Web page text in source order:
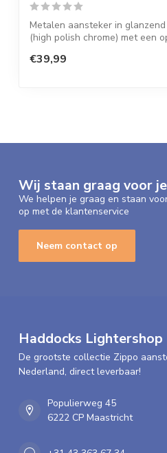
Metalen aansteker in
(high polish chrome) met een
€39,99
Wij staan graag voor
We helpen je graag en staan
op met de klantenservice
Neem contact op
Haddocks Lightershop
De grootste collectie Zippo
Nederland, direct leverbaar!
Populierweg 45
6222 CP Maastricht